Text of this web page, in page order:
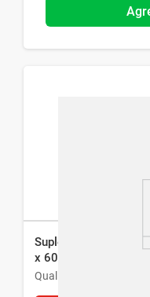
Suplemento Dietario
x 60 Cáps Blandas
Qualivits